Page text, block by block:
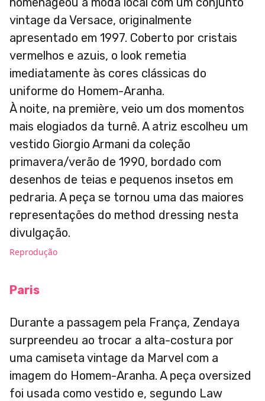
vintage da Versace, originalmente
apresentado em 1997. Coberto por cristais
vermelhos e azuis, o look remetia
imediatamente às cores clássicas do
uniforme do Homem-Aranha.
À noite, na première, veio um dos momentos
mais elogiados da turnê. A atriz escolheu um
vestido Giorgio Armani da coleção
primavera/verão de 1990, bordado com
desenhos de teias e pequenos insetos em
pedraria. A peça se tornou uma das maiores
representações do method dressing nesta
divulgação.
Reprodução
Paris
Durante a passagem pela França, Zendaya
surpreendeu ao trocar a alta-costura por
uma camiseta vintage da Marvel com a
imagem do Homem-Aranha. A peça oversized
foi usada como vestido e, segundo Law